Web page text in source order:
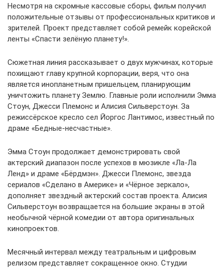
Несмотря на скромные кассовые сборы, фильм получил
положительные отзывы от профессиональных критиков и
зрителей. Проект представляет собой ремейк корейской
ленты «Спасти зелёную планету!».
Сюжетная линия рассказывает о двух мужчинах, которые
похищают главу крупной корпорации, веря, что она
является инопланетным пришельцем, планирующим
уничтожить планету Землю. Главные роли исполнили Эмма
Стоун, Джесси Племонс и Алисия Сильверстоун. За
режиссёрское кресло сел Йоргос Лантимос, известный по
драме «Бедные-несчастные».
Эмма Стоун продолжает демонстрировать свой
актерский диапазон после успехов в мюзикле «Ла-Ла
Ленд» и драме «Бёрдмэн». Джесси Племонс, звезда
сериалов «Сделано в Америке» и «Чёрное зеркало»,
дополняет звездный актерский состав проекта. Алисия
Сильверстоун возвращается на большие экраны в этой
необычной чёрной комедии от автора оригинальных
кинопроектов.
Месячный интервал между театральным и цифровым
релизом представляет сокращенное окно. Студии